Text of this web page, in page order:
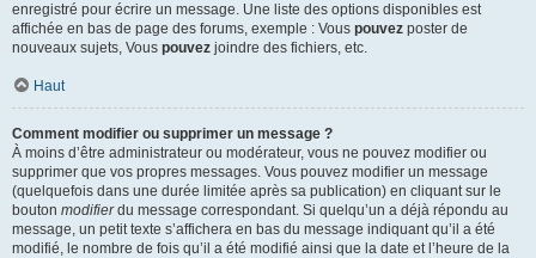
enregistré pour écrire un message. Une liste des options disponibles est
affichée en bas de page des forums, exemple : Vous pouvez poster de
nouveaux sujets, Vous pouvez joindre des fichiers, etc.
Haut
Comment modifier ou supprimer un message ?
À moins d’être administrateur ou modérateur, vous ne pouvez modifier ou
supprimer que vos propres messages. Vous pouvez modifier un message
(quelquefois dans une durée limitée après sa publication) en cliquant sur le
bouton modifierdu message correspondant. Si quelqu’un a déjà répondu au
message, un petit texte s’affichera en bas du message indiquant qu’il a été
modifié, le nombre de fois qu’il a été modifié ainsi que la date et l’heure de la